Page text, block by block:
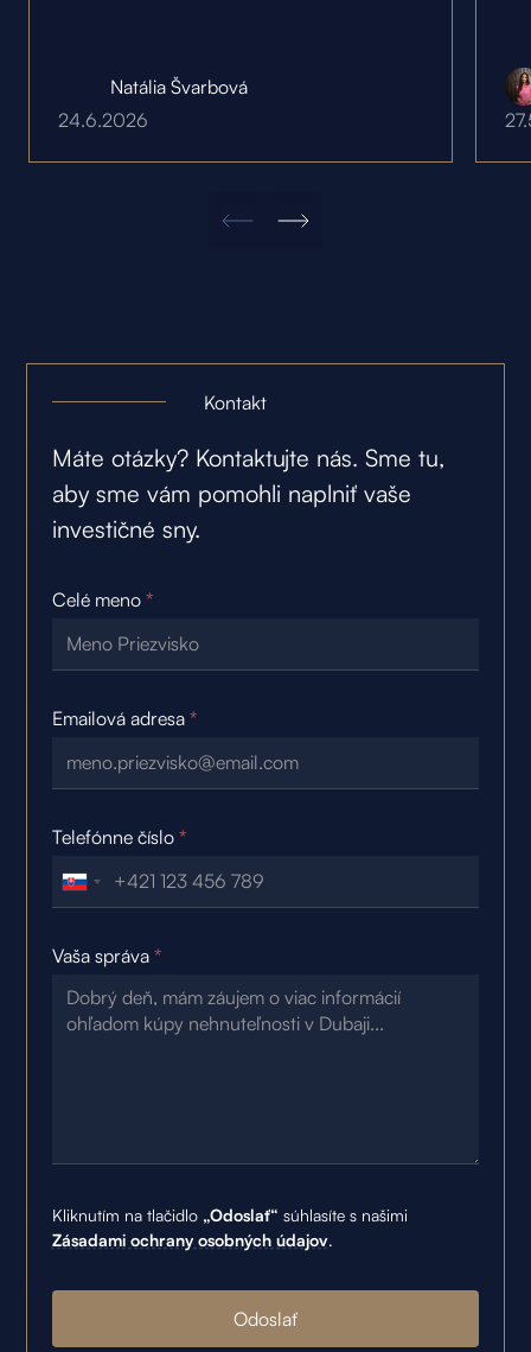
Natália Švarbová
24.6.2026
Kontakt
Máte otázky? Kontaktujte nás. Sme tu,
aby sme vám pomohli naplniť vaše
investičné sny.
Celé meno *
Emailová adresa *
Telefónne číslo *
Vaša správa *
Kliknutím na tlačidlo „Odoslať“ súhlasíte s našimi
Zásadami ochrany osobných údajov.